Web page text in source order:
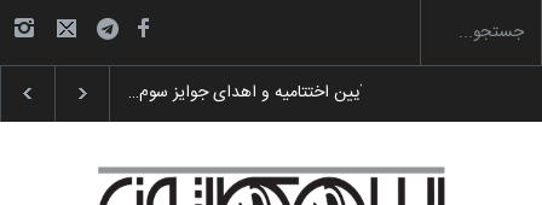
گزارش تصویری آیین اختتامیه و اهدای جوایز سوم…